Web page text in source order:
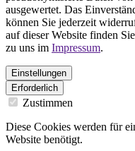
ausgewertet. Das
können Sie jederzeit
auf dieser Website finden
zu uns im Impressum.
Einstellungen
Erforderlich
Zustimmen
Diese Cookies werden für
Website benötigt.